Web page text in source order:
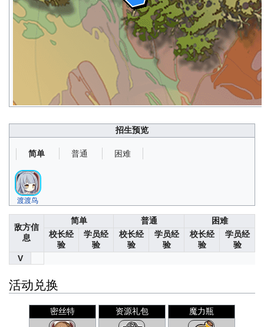
招生预览
简单 普通 困难
渡渡鸟
敌方信
息
简单 普通
困难
校长经
验
学员经
验
校长经
验
学员经
验
校长经
验
学员经
验
V
活动兑换
密丝特 资源礼包 魔力瓶